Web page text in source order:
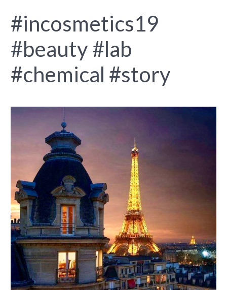
#incosmetics19
#beauty #lab
#chemical #story